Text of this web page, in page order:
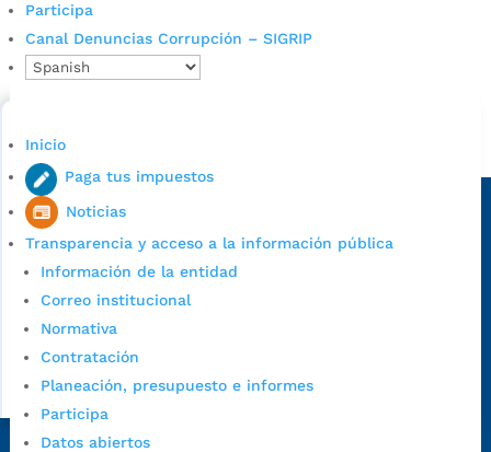
Participa
Canal Denuncias Corrupción – SIGRIP
Inicio
Paga tus impuestos
Noticias
Transparencia y acceso a la información pública
Información de la entidad
Correo institucional
Normativa
Contratación
Planeación, presupuesto e informes
Participa
Datos abiertos
Cupos Escolares Bucaramanga 2022
Consulta aqui los pasos para inscribirse y solicitar un
cupo escolar en los colegios oficiales de
Alcaldía de Bucaramanga
Sede principal